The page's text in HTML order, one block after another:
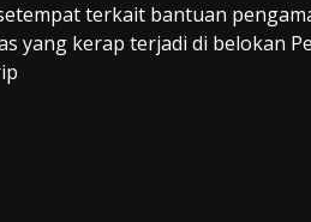
terkait bantuan
yang kerap terjadi di belokan